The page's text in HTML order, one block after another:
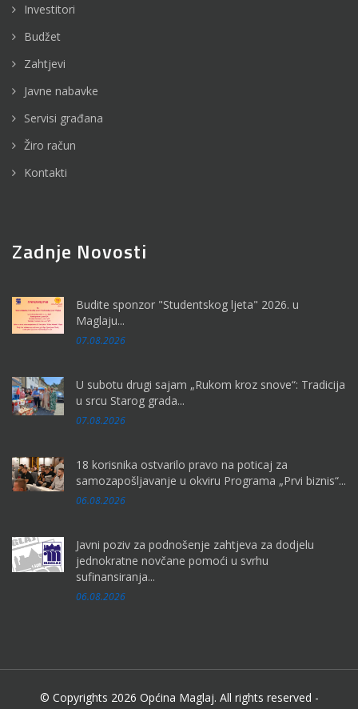
Investitori
Budžet
Zahtjevi
Javne nabavke
Servisi građana
Žiro račun
Kontakti
Zadnje Novosti
Budite sponzor "Studentskog ljeta" 2026. u
Maglaju...
07.08.2026
U subotu drugi sajam „Rukom kroz snove“: Tradicija
u srcu Starog grada...
07.08.2026
18 korisnika ostvarilo pravo na poticaj za
samozapošljavanje u okviru Programa „Prvi biznis“...
06.08.2026
Javni poziv za podnošenje zahtjeva za dodjelu
jednokratne novčane pomoći u svrhu
sufinansiranja...
06.08.2026
© Copyrights 2026 Općina Maglaj. All rights reserved -